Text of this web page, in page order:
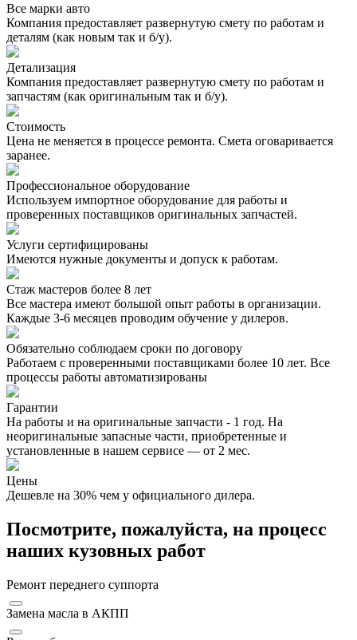
Все марки авто
Компания предоставляет развернутую смету по работам и
деталям (как новым так и б/у).
Детализация
Компания предоставляет развернутую смету по работам и
запчастям (как оригинальным так и б/у).
Стоимость
Цена не меняется в процессе ремонта. Смета оговаривается
заранее.
Профессиональное оборудование
Используем импортное оборудование для работы и
проверенных поставщиков оригинальных запчастей.
Услуги сертифицированы
Имеются нужные документы и допуск к работам.
Стаж мастеров более 8 лет
Все мастера имеют большой опыт работы в организации.
Каждые 3-6 месяцев проводим обучение у дилеров.
Обязательно соблюдаем сроки по договору
Работаем с проверенными поставщиками более 10 лет. Все
процессы работы автоматизированы
Гарантии
На работы и на оригинальные запчасти - 1 год. На
неоригинальные запасные части, приобретенные и
установленные в нашем сервисе — от 2 мес.
Цены
Дешевле на 30% чем у официального дилера.
Посмотрите, пожалуйста, на процесс
наших кузовных работ
Ремонт переднего суппорта
Замена масла в АКПП